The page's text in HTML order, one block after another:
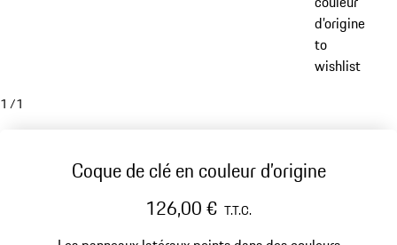
d’origine
to
wishlist
1 /1
Coque de clé en couleur d’origine
126,00 € T.T.C.